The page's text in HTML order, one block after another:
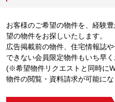
お客様のご希望の物件を、経験
望の物件をお探しいたします。
広告掲載前の物件、住宅情報誌
できない会員限定物件もいち早く
(※希望物件リクエストと同時に
物件の閲覧・資料請求が可能に